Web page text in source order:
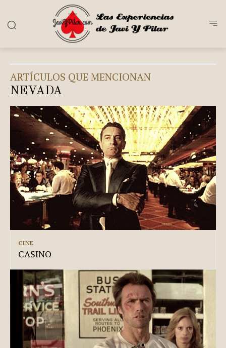
ARTÍCULOS QUE MENCIONAN
NEVADA
CINE
CASINO